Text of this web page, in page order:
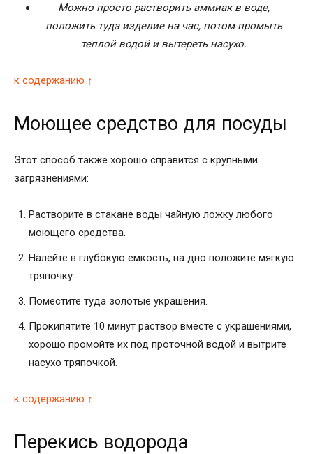
Можно просто растворить аммиак в воде,
положить туда изделие на час, потом промыть
теплой водой и вытереть насухо.
к содержанию ↑
Моющее средство для посуды
Этот способ также хорошо справится с крупными
загрязнениями:
Растворите в стакане воды чайную ложку любого
моющего средства.
Налейте в глубокую емкость, на дно положите мягкую
тряпочку.
Поместите туда золотые украшения.
Прокипятите 10 минут раствор вместе с украшениями,
хорошо промойте их под проточной водой и вытрите
насухо тряпочкой.
к содержанию ↑
Перекись водорода